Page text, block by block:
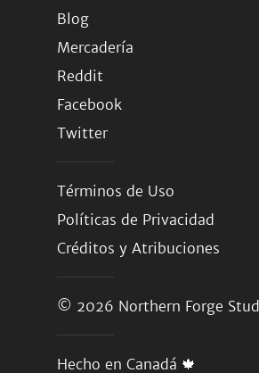
Blog
Mercadería
Reddit
Facebook
Twitter
Términos de Uso
Políticas de Privacidad
Créditos y Atribuciones
© 2026 Northern Forge
Hecho en Canadá 🍁